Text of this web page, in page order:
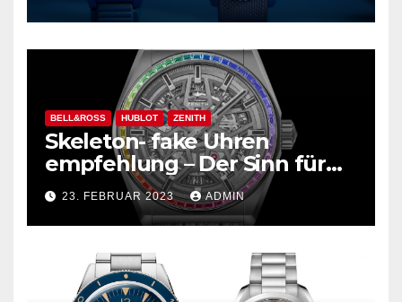
BELL&ROSS HUBLOT ZENITH
Skeleton- fake Uhren
empfehlung – Der Sinn für
Design ist überwältigend!
23. FEBRUAR 2023 ADMIN